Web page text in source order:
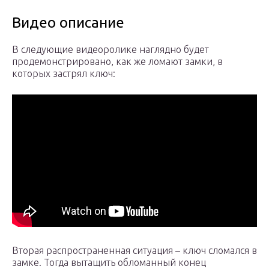
Видео описание
В следующие видеоролике наглядно будет
продемонстрировано, как же ломают замки, в
которых застрял ключ:
Вторая распространенная ситуация – ключ сломался в
замке. Тогда вытащить обломанный конец